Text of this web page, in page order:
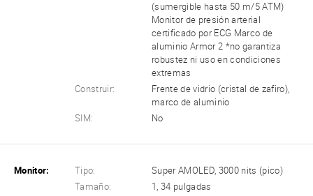
(sumergible hasta 50 m/5 ATM)
Monitor de presión arterial
certificado por ECG Marco de
aluminio Armor 2 *no garantiza
robustez ni uso en condiciones
extremas
Construir:
Frente de vidrio (cristal de zafiro),
marco de aluminio
SIM:
No
Monitor: Tipo:
Super AMOLED, 3000 nits (pico)
Tamaño:
1, 34 pulgadas